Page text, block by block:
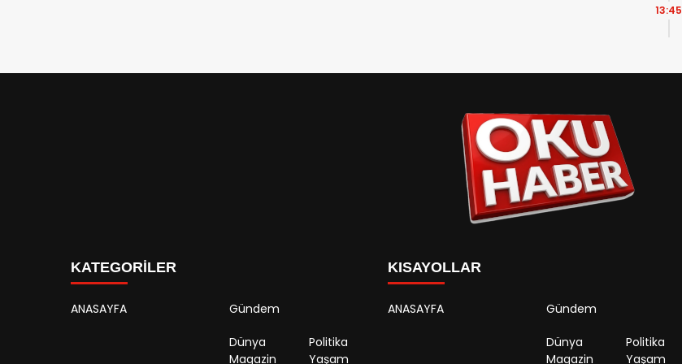
13:45
KATEGORİLER
ANASAYFA Gündem
Dünya
Politika
Magazin
Yaşam
KISAYOLLAR
ANASAYFA Gündem
Dünya
Politika
Magazin
Yaşam